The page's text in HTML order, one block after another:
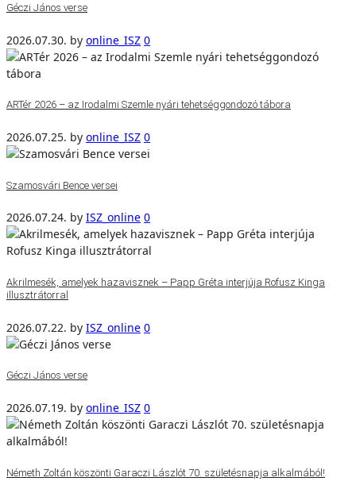
Géczi János verse
2026.07.30. by online_ISZ 0
ARTér 2026 – az Irodalmi Szemle nyári tehetséggondozó tábora
2026.07.25. by online_ISZ 0
Szamosvári Bence versei
2026.07.24. by ISZ_online 0
Akrilmesék, amelyek hazavisznek – Papp Gréta interjúja Rofusz Kinga
illusztrátorral
2026.07.22. by ISZ_online 0
Géczi János verse
2026.07.19. by online_ISZ 0
Németh Zoltán köszönti Garaczi Lászlót 70. születésnapja alkalmából!